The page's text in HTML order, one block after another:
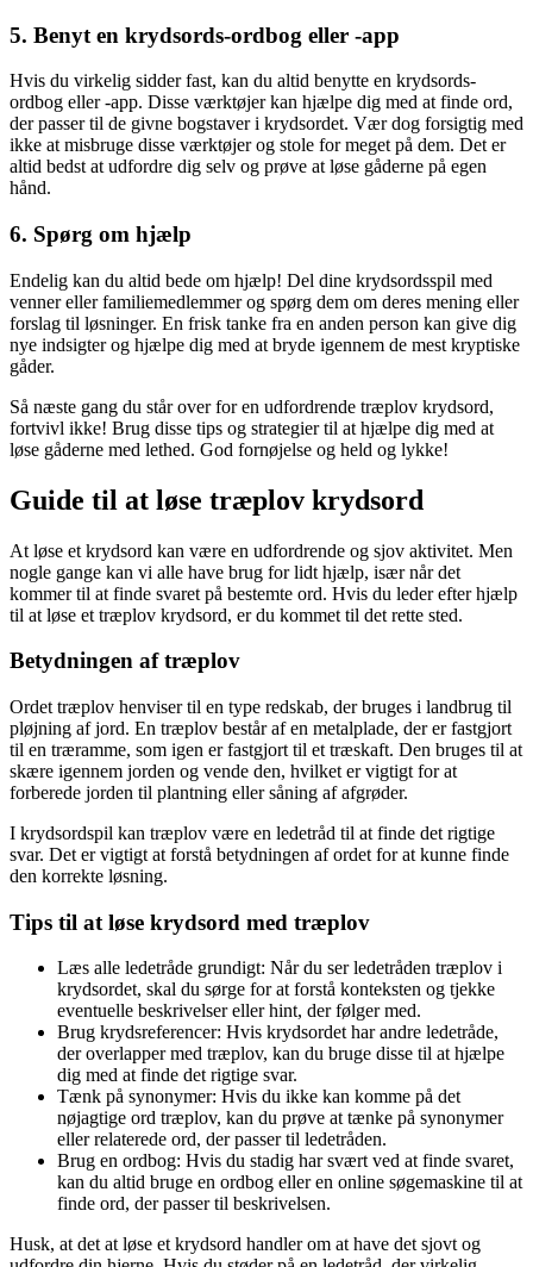
5. Benyt en krydsords-ordbog eller -app
Hvis du virkelig sidder fast, kan du altid benytte en krydsords-
ordbog eller -app. Disse værktøjer kan hjælpe dig med at finde ord,
der passer til de givne bogstaver i krydsordet. Vær dog forsigtig med
ikke at misbruge disse værktøjer og stole for meget på dem. Det er
altid bedst at udfordre dig selv og prøve at løse gåderne på egen
hånd.
6. Spørg om hjælp
Endelig kan du altid bede om hjælp! Del dine krydsordsspil med
venner eller familiemedlemmer og spørg dem om deres mening eller
forslag til løsninger. En frisk tanke fra en anden person kan give dig
nye indsigter og hjælpe dig med at bryde igennem de mest kryptiske
gåder.
Så næste gang du står over for en udfordrende træplov krydsord,
fortvivl ikke! Brug disse tips og strategier til at hjælpe dig med at
løse gåderne med lethed. God fornøjelse og held og lykke!
Guide til at løse træplov krydsord
At løse et krydsord kan være en udfordrende og sjov aktivitet. Men
nogle gange kan vi alle have brug for lidt hjælp, især når det
kommer til at finde svaret på bestemte ord. Hvis du leder efter hjælp
til at løse et træplov krydsord, er du kommet til det rette sted.
Betydningen af træplov
Ordet træplov henviser til en type redskab, der bruges i landbrug til
pløjning af jord. En træplov består af en metalplade, der er fastgjort
til en træramme, som igen er fastgjort til et træskaft. Den bruges til at
skære igennem jorden og vende den, hvilket er vigtigt for at
forberede jorden til plantning eller såning af afgrøder.
I krydsordspil kan træplov være en ledetråd til at finde det rigtige
svar. Det er vigtigt at forstå betydningen af ordet for at kunne finde
den korrekte løsning.
Tips til at løse krydsord med træplov
Læs alle ledetråde grundigt: Når du ser ledetråden træplov i
krydsordet, skal du sørge for at forstå konteksten og tjekke
eventuelle beskrivelser eller hint, der følger med.
Brug krydsreferencer: Hvis krydsordet har andre ledetråde,
der overlapper med træplov, kan du bruge disse til at hjælpe
dig med at finde det rigtige svar.
Tænk på synonymer: Hvis du ikke kan komme på det
nøjagtige ord træplov, kan du prøve at tænke på synonymer
eller relaterede ord, der passer til ledetråden.
Brug en ordbog: Hvis du stadig har svært ved at finde svaret,
kan du altid bruge en ordbog eller en online søgemaskine til at
finde ord, der passer til beskrivelsen.
Husk, at det at løse et krydsord handler om at have det sjovt og